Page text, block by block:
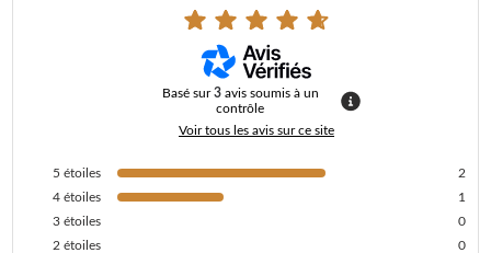
Basé sur3 avis soumis à un
contrôle
Voir tous les avis sur ce site
5 étoiles
2
4 étoiles
1
3 étoiles
0
2 étoiles
0